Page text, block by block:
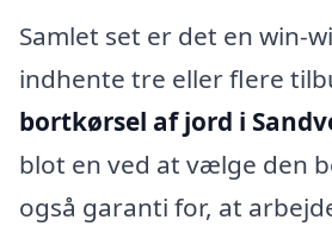
Samlet set er det en win-
indhente tre eller flere
bortkørsel af jord i
blot en ved at vælge den
også garanti for, at